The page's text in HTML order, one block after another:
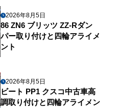
2026年8月5日
86 ZN6 ブリッツ ZZ-Rダン
パー取り付けと四輪アライメ
ント
2026年8月5日
ビート PP1 クスコ中古車高
調取り付けと四輪アライメン